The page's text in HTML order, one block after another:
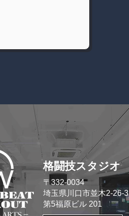
格闘技スタジオ
​〒332-0034
埼玉県川口市並木2-26-3
​第5福原ビル 201